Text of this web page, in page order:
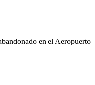
en el Aeropuerto